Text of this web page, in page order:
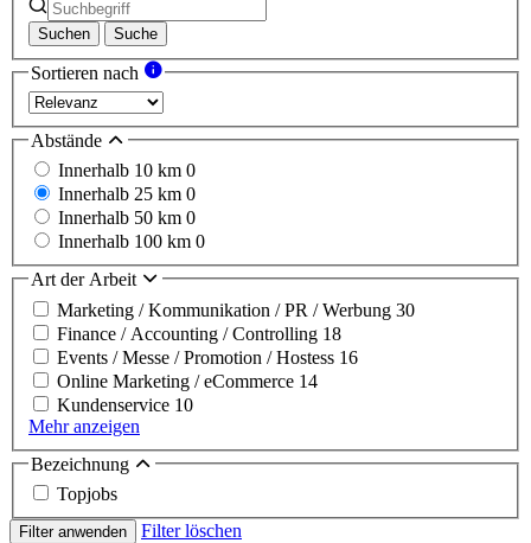
Suchen Suche
Sortieren nach
Abstände
Innerhalb 10 km 0
Innerhalb 25 km 0
Innerhalb 50 km 0
Innerhalb 100 km 0
Art der Arbeit
Marketing / Kommunikation / PR / Werbung 30
Finance / Accounting / Controlling 18
Events / Messe / Promotion / Hostess 16
Online Marketing / eCommerce 14
Kundenservice 10
Mehr anzeigen
Bezeichnung
Topjobs
Filter anwenden Filter löschen